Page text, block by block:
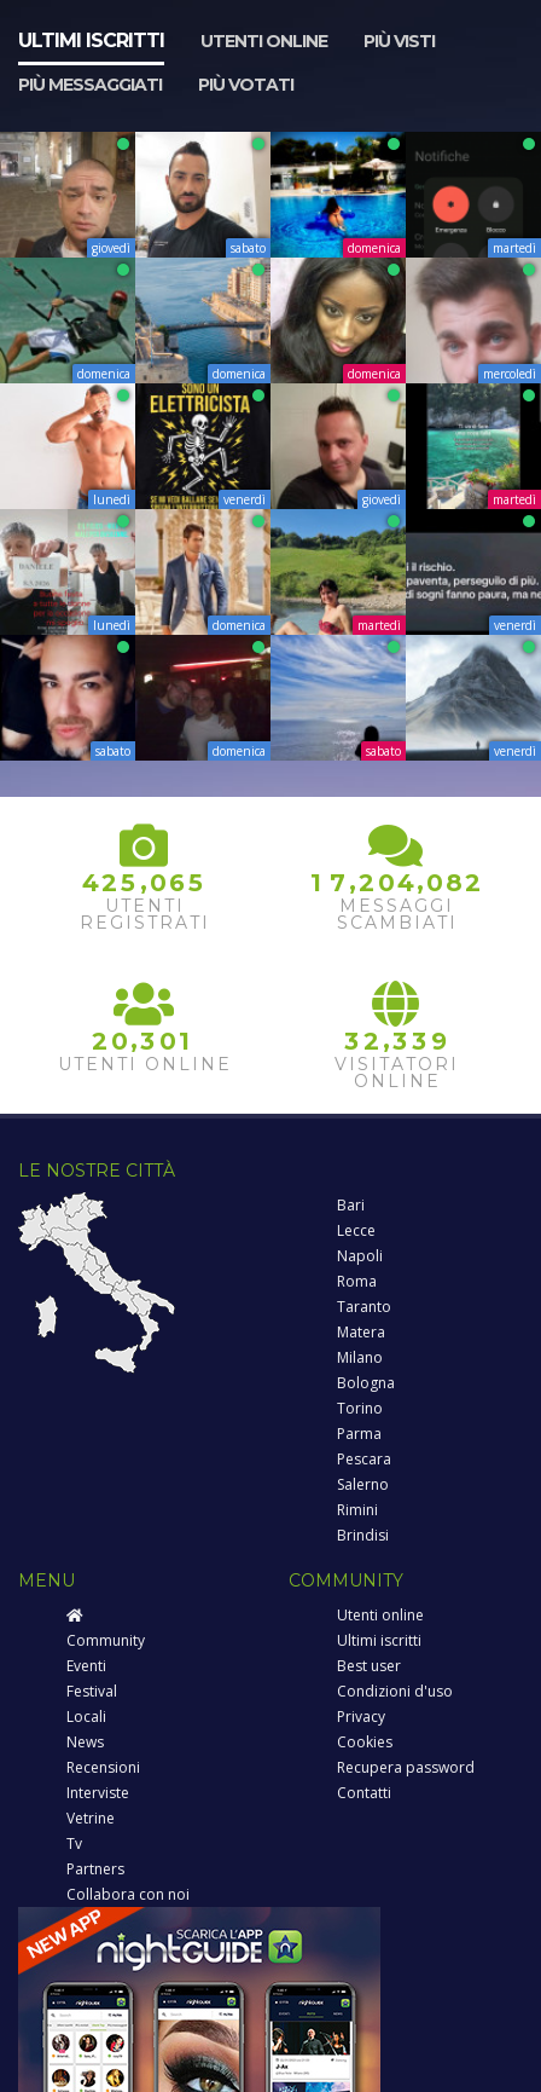
ULTIMI ISCRITTI UTENTI ONLINE
PIÙ VISTI
PIÙ MESSAGGIATI
PIÙ VOTATI
giovedì sabato domenica martedì
domenica domenica domenica mercoledì
lunedì venerdì giovedì martedì
lunedì domenica martedì venerdì
sabato domenica sabato venerdì
425 ,065
UTENTI
REGISTRATI
1 7 ,2 04,082
MESSAGGI
SCAMBIATI
2 0,3 01
UTENTI ONLINE
32 ,33 9
VISITATORI
ONLINE
LE NOSTRE CITTÀ
Bari
Lecce
Napoli
Roma
Taranto
Matera
Milano
Bologna
Torino
Parma
Pescara
Salerno
Rimini
Brindisi
MENU
Community
Eventi
Festival
Locali
News
Recensioni
Interviste
Vetrine
Tv
Partners
Collabora con noi
COMMUNITY
Utenti online
Ultimi iscritti
Best user
Condizioni d'uso
Privacy
Cookies
Recupera password
Contatti